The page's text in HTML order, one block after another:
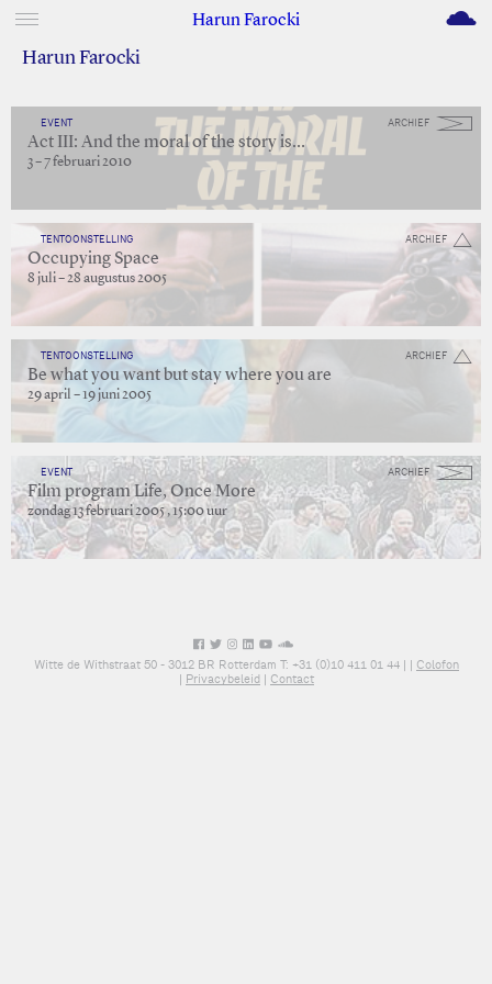
Harun Farocki M
Harun Farocki
ARCHIEF
EVENT
Act III: And the moral of the story is…
3 – 7 februari 2010
ARCHIEF
TENTOONSTELLING
Occupying Space
8 juli – 28 augustus 2005
ARCHIEF
TENTOONSTELLING
Be what you want but stay where you are
29 april – 19 juni 2005
ARCHIEF
EVENT
Film program Life, Once More
zondag 13 februari 2005 , 15:00 uur
Witte de Withstraat 50 - 3012 BR Rotterdam T: +31 (0)10 411 01 44 | | Colofon
| Privacybeleid| Contact